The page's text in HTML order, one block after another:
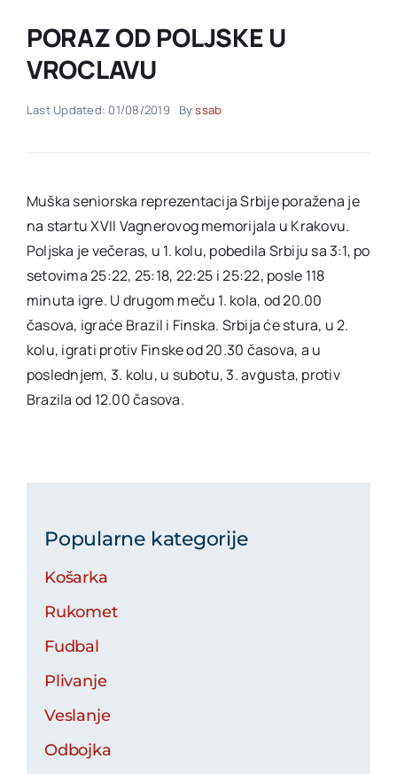
Akti SSAB
Kontakt
PORAZ OD POLJSKE U
VROCLAVU
Last Updated: 01/08/2019 Byssab
Muška seniorska reprezentacija Srbije poražena je
na startu XVII Vagnerovog memorijala u Krakovu.
Poljska je večeras, u 1. kolu, pobedila Srbiju sa 3:1, po
setovima 25:22, 25:18, 22:25 i 25:22, posle 118
minuta igre. U drugom meču 1. kola, od 20.00
časova, igraće Brazil i Finska. Srbija će stura, u 2.
kolu, igrati protiv Finske od 20.30 časova, a u
poslednjem, 3. kolu, u subotu, 3. avgusta, protiv
Brazila od 12.00 časova.
Popularne kategorije
Košarka
Rukomet
Fudbal
Plivanje
Veslanje
Odbojka